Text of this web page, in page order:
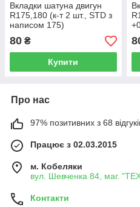
Вкладки шатуна двигун
R175,180 (к-т 2 шт., STD з
написом 175)
80 ₴
Купити
Про нас
97% позитивних з 68
Працює з 02.03.2015
м. Кобеляки
вул. Шевченка 84, маг.
Контакти